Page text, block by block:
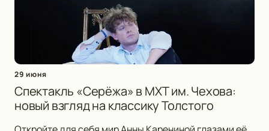
29 июня
Спектакль «Серёжа» в МХТ им. Чехова:
новый взгляд на классику Толстого